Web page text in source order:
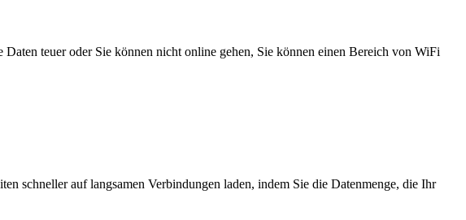
teuer oder Sie können nicht online gehen, Sie können einen Bereich von WiFi
schneller auf langsamen Verbindungen laden, indem Sie die Datenmenge, die Ihr